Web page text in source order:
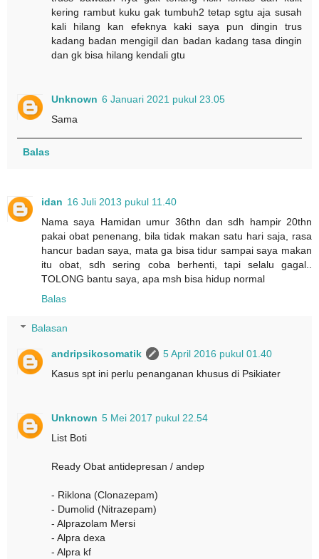
kering rambut kuku gak tumbuh2 tetap sgtu aja susah
kali hilang kan efeknya kaki saya pun dingin trus
kadang badan mengigil dan badan kadang tasa dingin
dan gk bisa hilang kendali gtu
Unknown 6 Januari 2021 pukul 23.05
Sama
Balas
idan 16 Juli 2013 pukul 11.40
Nama saya Hamidan umur 36thn dan sdh hampir 20thn
pakai obat penenang, bila tidak makan satu hari saja, rasa
hancur badan saya, mata ga bisa tidur sampai saya makan
itu obat, sdh sering coba berhenti, tapi selalu gagal..
TOLONG bantu saya, apa msh bisa hidup normal
Balas
Balasan
andripsikosomatik
5 April 2016 pukul 01.40
Kasus spt ini perlu penanganan khusus di Psikiater
Unknown 5 Mei 2017 pukul 22.54
List Boti
Ready Obat antidepresan / andep
- Riklona (Clonazepam)
- Dumolid (Nitrazepam)
- Alprazolam Mersi
- Alpra dexa
- Alpra kf